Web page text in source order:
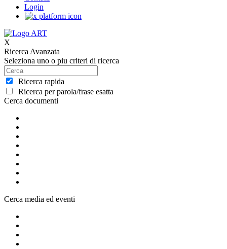
Login
X
Ricerca Avanzata
Seleziona uno o piu criteri di ricerca
Ricerca rapida
Ricerca per parola/frase esatta
Cerca documenti
Cerca media ed eventi